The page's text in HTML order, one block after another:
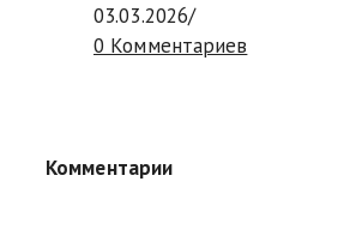
03.03.2026/
0 Комментариев
Комментарии